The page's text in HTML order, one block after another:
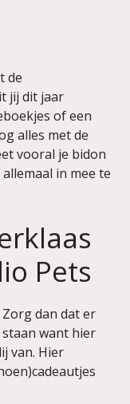
de
jij dit jaar
of een
alles met de
vooral je bidon
in mee te
Pets
dan dat er
want hier
van. Hier